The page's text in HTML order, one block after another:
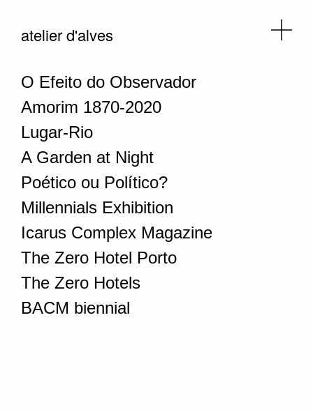
atelier d'alves
O Efeito do Observador
Amorim 1870-2020
Lugar-Rio
A Garden at Night
Poético ou Político?
Millennials Exhibition
Icarus Complex Magazine
The Zero Hotel Porto
The Zero Hotels
BACM biennial